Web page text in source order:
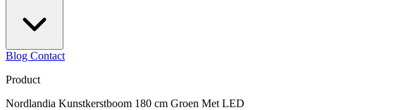
Blog Contact
Product
Nordlandia Kunstkerstboom 180 cm Groen Met LED